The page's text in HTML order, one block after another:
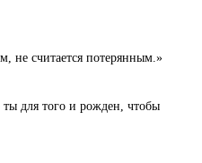
не считается потерянным.»
для того и рожден, чтобы